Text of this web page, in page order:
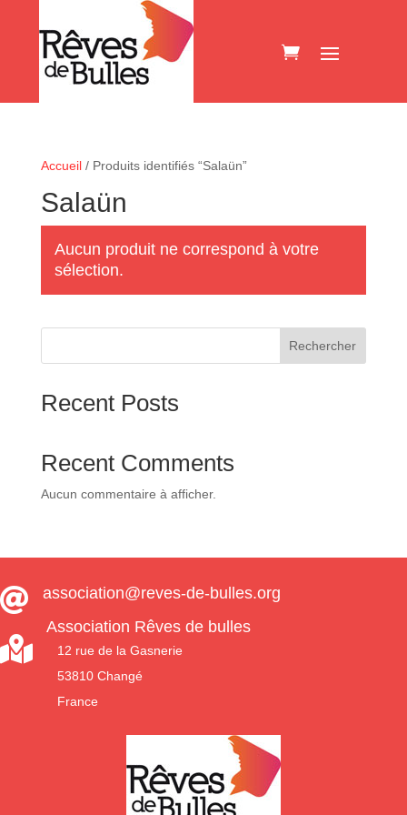
Accueil/ Produits identifiés “Salaün”
Salaün
Aucun produit ne correspond à votre
sélection.
Rechercher
Recent Posts
Recent Comments
Aucun commentaire à afficher.
 association@reves-de-bulles.org

Association Rêves de bulles
12 rue de la Gasnerie
53810 Changé
France